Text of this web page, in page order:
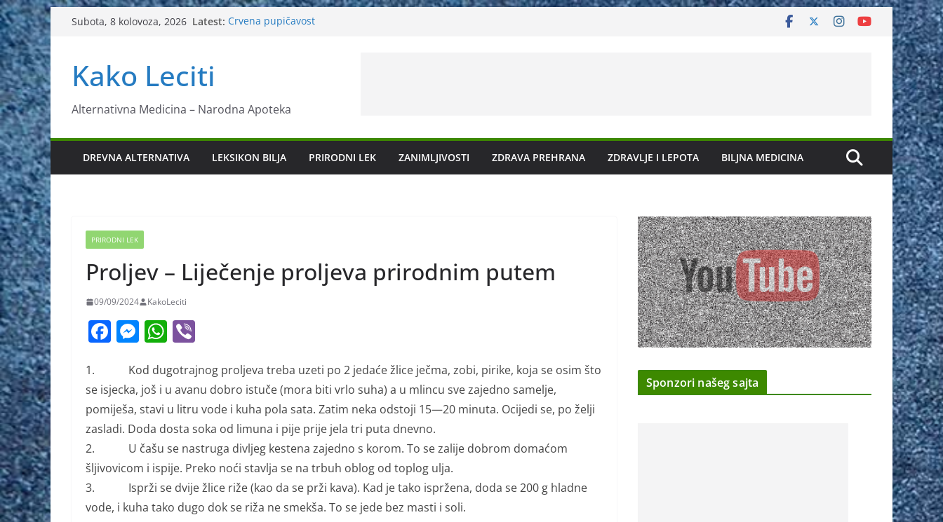
Skip
to
content
Subota, 8 kolovoza, 2026 Latest: Crvena pupičavost
Kako Leciti
Alternativna Medicina – Narodna Apoteka
DREVNA ALTERNATIVA LEKSIKON BILJA PRIRODNI LEK ZANIMLJIVOSTI ZDRAVA PREHRANA ZDRAVLJE I LEPOTA BILJNA MEDICINA
PRIRODNI LEK
Proljev – Liječenje proljeva prirodnim putem
09/09/2024 KakoLeciti
F
e
b
o
o
M
ss
e
n
g
er
W
at
s
A
p
p
er
1. Kod dugotrajnog proljeva treba uzeti po 2 jedaće žlice ječma, zobi, pirike, koja se osim što
se isjecka, još i u avanu dobro istuče (mora biti vrlo suha) a u mlincu sve zajedno samelje,
pomiješa, stavi u litru vode i kuha pola sata. Zatim neka odstoji 15—20 minuta. Ocijedi se, po želji
zasladi. Doda dosta soka od limuna i pije prije jela tri puta dnevno.
2. U čašu se nastruga divljeg kestena zajedno s korom. To se zalije dobrom domaćom
šljivovicom i ispije. Preko noći stavlja se na trbuh oblog od toplog ulja.
3. Isprži se dvije žlice riže (kao da se prži kava). Kad je tako ispržena, doda se 200 g hladne
vode, i kuha tako dugo dok se riža ne smekša. To se jede bez masti i soli.
Sponzori našeg sajta